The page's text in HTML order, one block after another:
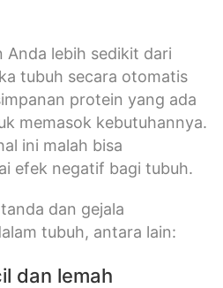
Anda lebih sedikit dari
tubuh secara otomatis
protein yang ada
memasok kebutuhannya.
ini malah bisa
efek negatif bagi tubuh.
dan gejala
tubuh, antara lain:
dan lemah